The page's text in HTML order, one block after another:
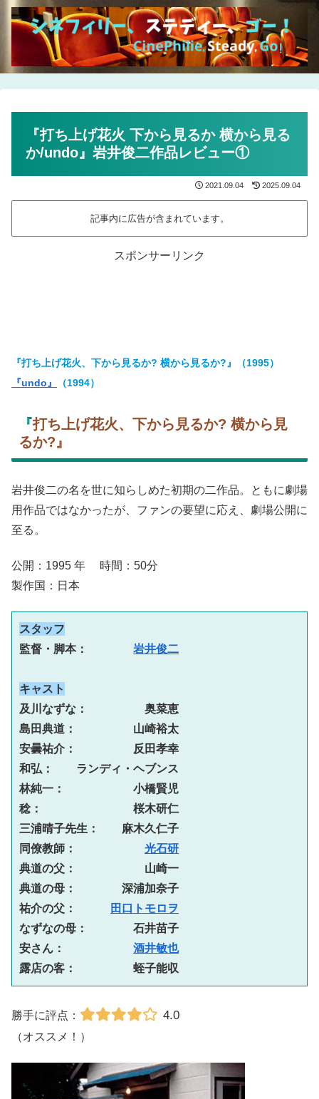
『打ち上げ花火 下から見るか 横から見る
か/undo』岩井俊二作品レビュー①
2021.09.04 2025.09.04
記事内に広告が含まれています。
スポンサーリンク
『打ち上げ花火、下から見るか? 横から見るか?』（1995）
『undo』
（1994）
『打ち上げ花火、下から見るか? 横から見
るか?』
岩井俊二の名を世に知らしめた初期の二作品。ともに劇場
用作品ではなかったが、ファンの要望に応え、劇場公開に
至る。
公開：1995 年 時間：50分
製作国：日本
スタッフ
監督・脚本： 岩井俊二
キャスト
及川なずな：　　　　　奥菜恵
島田典道：　　　　　山崎裕太
安曇祐介：　　　　　反田孝幸
和弘：　　ランディ・ヘブンス
林純一：　　　　　　小橋賢児
稔：　　　　　　　　桜木研仁
三浦晴子先生：　　麻木久仁子
同僚教師： 光石研
典道の父：　　　　　　山崎一
典道の母：　　　　深浦加奈子
祐介の父：
田口トモロヲ
なずなの母：　　　　石井苗子
安さん： 酒井敏也
露店の客：　　　　　蛭子能収
勝手に評点： 4.0
（オススメ！）